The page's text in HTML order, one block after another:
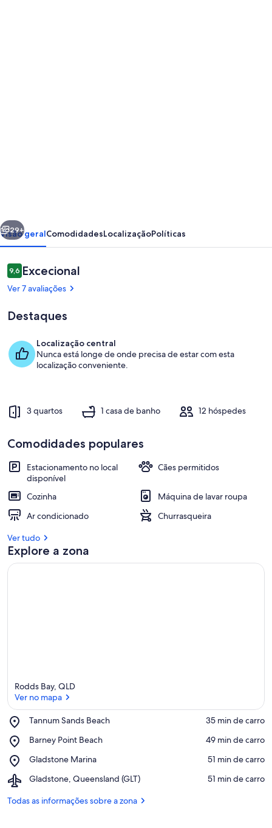
fishing
base
for
Boats,
&
Early
Starts
Refeições ao ar livre
Seguinte
29+
Visão geralComodidadesLocalizaçãoPolíticas
Avaliações
9,69,6 em 10
Excecional
Ver 7 avaliações
Destaques
Localização central
Nunca está longe de onde precisa de estar com esta
localização conveniente.
3 quartos 1 casa de banho 12 hóspedes
Comodidades populares
Estacionamento no local
disponível
Cães permitidos
Cozinha
Máquina de lavar roupa
Ar condicionado
Churrasqueira
Ver tudo
Explore a zona
Rodds Bay, QLD
Ver no mapa
Tannum Sands Beach
Place,
Sands
‪35 min de carro‬
Barney Point Beach
Place,
Point
‪49 min de carro‬
Gladstone Marina
Place,
Marina
‪51 min de carro‬
Gladstone, Queensland (GLT)
Airport,
Queensland
‪51 min de carro‬
Todas as informações sobre a zona